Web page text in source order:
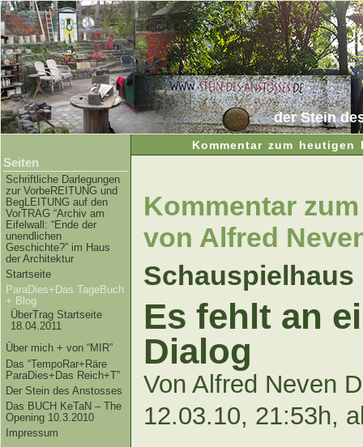
der Stein
Kommentar zum heutigen
Seiten
Schriftliche Darlegungen
zur VorbeREITUNG und
BegLEITUNG auf den
VorTRAG “Archiv am
Eifelwall: “Ende der
unendlichen
Geschichte?” im Haus
der Architektur
Startseite
ParaDies+Das TageBuch
+ Blog
ÜberTrag Startseite
18.04.2011
Über mich + von “MIR”
Das “TempoRar+Räre
ParaDies+Das Reich+T”
Der Stein des Anstosses
Das BUCH KeTaN – The
Opening 10.3.2010
Impressum
Kommentar
von Alfred
Schauspielhaus
Es fehlt an
Dialog
Von Alfred Neven
12.03.10, 21:53h,